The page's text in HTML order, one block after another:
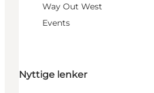
Way Out West
Events
Nyttige lenker